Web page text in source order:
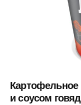
и соусом